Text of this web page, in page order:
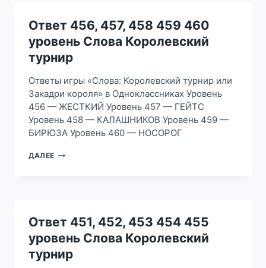
УРОВЕНЬ
СЛОВА
КОРОЛЕВСКИЙ
ТУРНИР
Ответ 456, 457, 458 459 460
уровень Слова Королевский
турнир
Ответы игры «Слова: Королевский турнир или
Закадри короля» в Одноклассниках Уровень
456 — ЖЕСТКИЙ Уровень 457 — ГЕЙТС
Уровень 458 — КАЛАШНИКОВ Уровень 459 —
БИРЮЗА Уровень 460 — НОСОРОГ
ДАЛЕЕ ОТВЕТ
УРОВЕНЬ
СЛОВА
КОРОЛЕВСКИЙ
ТУРНИР
Ответ 451, 452, 453 454 455
уровень Слова Королевский
турнир